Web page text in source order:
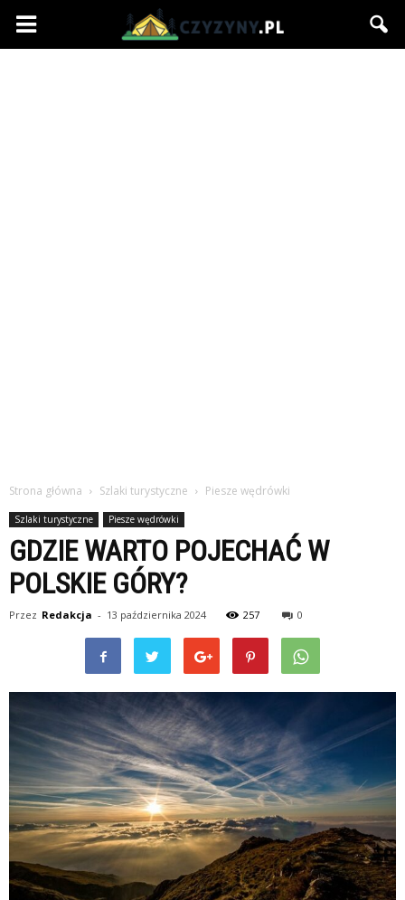
Czyzyny.pl
Strona główna Szlaki turystyczne Piesze wędrówki
Szlaki turystyczne Piesze wędrówki
GDZIE WARTO POJECHAĆ W
POLSKIE GÓRY?
Przez Redakcja - 13 października 2024 257 0